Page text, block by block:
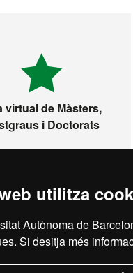
utilitza
Autònoma de
Si desitja més
virtual de Màsters,
i Doctorats